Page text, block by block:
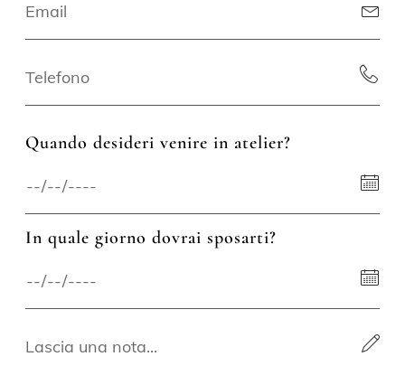
Quando desideri venire in atelier?
In quale giorno dovrai sposarti?